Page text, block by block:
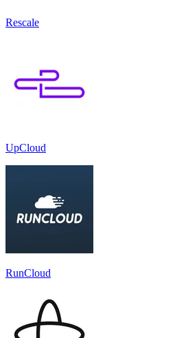
Rescale
UpCloud
RunCloud